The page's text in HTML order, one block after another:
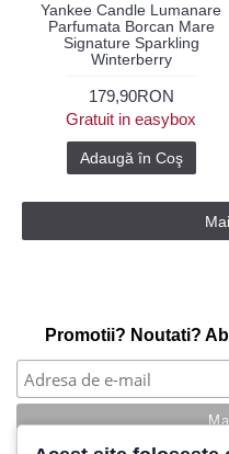
Yankee Candle Lumanare
Parfumata Borcan Mare
Signature Sparkling
Winterberry
179,90RON
Gratuit in easybox
Adaugă în Coş
Promotii? Noutati?